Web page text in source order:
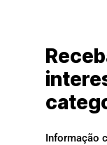
Informação